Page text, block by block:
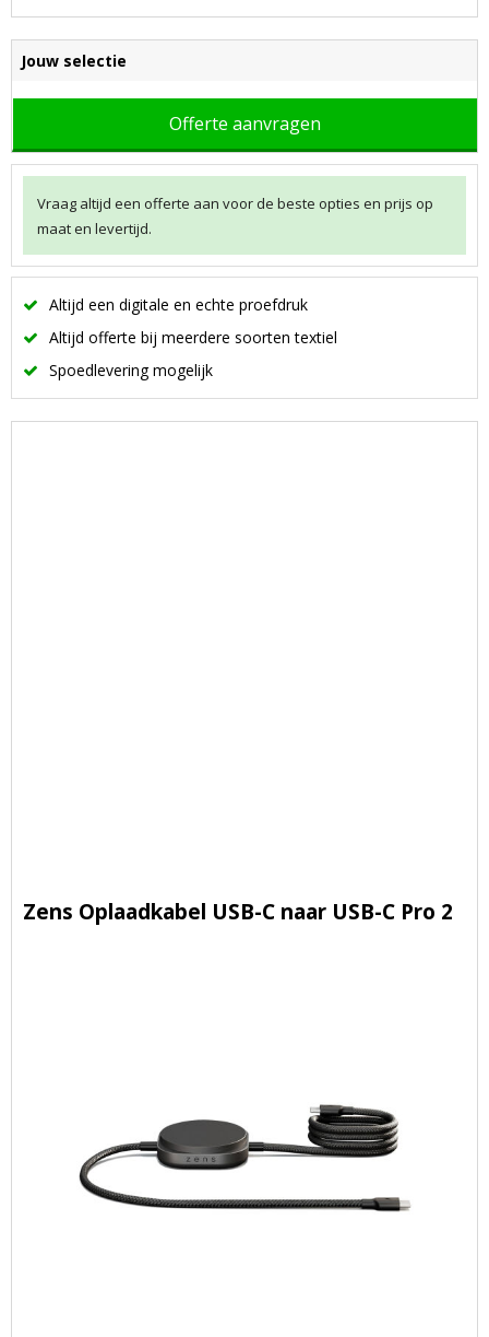
Jouw selectie
Offerte aanvragen
Vraag altijd een offerte aan voor de beste opties en prijs op
maat en levertijd.
Altijd een digitale en echte proefdruk
Altijd offerte bij meerdere soorten textiel
Spoedlevering mogelijk
Zens Oplaadkabel USB-C naar USB-C Pro 2